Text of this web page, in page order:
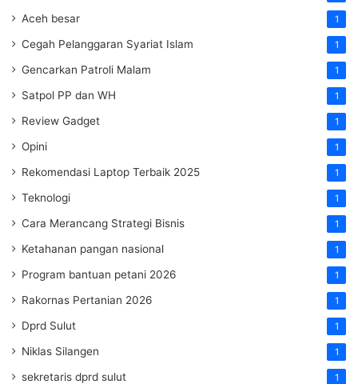
Aceh besar 1
Cegah Pelanggaran Syariat Islam 1
Gencarkan Patroli Malam 1
Satpol PP dan WH 1
Review Gadget 1
Opini 1
Rekomendasi Laptop Terbaik 2025 1
Teknologi 1
Cara Merancang Strategi Bisnis 1
Ketahanan pangan nasional 1
Program bantuan petani 2026 1
Rakornas Pertanian 2026 1
Dprd Sulut 1
Niklas Silangen 1
sekretaris dprd sulut 1